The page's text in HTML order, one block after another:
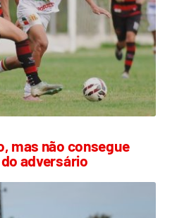
mas não consegue
adversário